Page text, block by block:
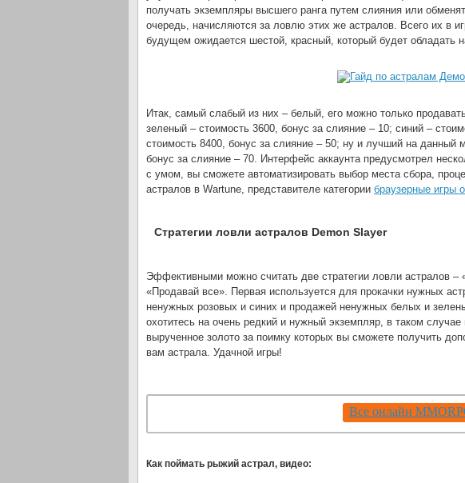
получать экземпляры высшего ранга путем слияния или
очередь, начисляются за ловлю этих же астралов. Всего их в
будущем ожидается шестой, красный, который будет обладать
Итак, самый слабый из них – белый, его можно только
зеленый – стоимость 3600, бонус за слияние – 10; синий –
стоимость 8400, бонус за слияние – 50; ну и лучший на данный
бонус за слияние – 70. Интерфейс аккаунта предусмотрел
с умом, вы сможете автоматизировать выбор места сбора,
астралов в Wartune, представителе категории браузерные игры
Стратегии ловли астралов Demon Slayer
Эффективными можно считать две стратегии ловли астралов
«Продавай все». Первая используется для прокачки нужных
ненужных розовых и синих и продажей ненужных белых и
охотитесь на очень редкий и нужный экземпляр, в таком
вырученное золото за поимку которых вы сможете получить
вам астрала. Удачной игры!
Все онлайн
Как поймать рыжий астрал, видео: